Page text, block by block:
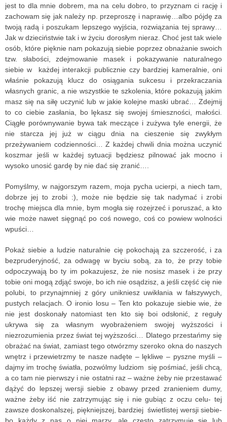
jest to dla mnie dobrem, ma na celu dobro, to przyznam ci rację i
zachowam się jak należy np. przeproszę i naprawię…albo pójdę za
twoją radą i poszukam lepszego wyjścia, rozwiązania tej sprawy…
Jak w dzieciństwie tak i w życiu dorosłym nieraz. Choć jest tak wiele
osób, które pięknie nam pokazują siebie poprzez obnażanie swoich
tzw. słabości, zdejmowanie masek i pokazywanie naturalnego
siebie w każdej interakcji publicznie czy bardziej kameralnie, oni
właśnie pokazują klucz do osiągania sukcesu i przekraczania
własnych granic, a nie wszystkie te szkolenia, które pokazują jakim
masz się na siłę uczynić lub w jakie kolejne maski ubrać… Zdejmij
to co ciebie zasłania, bo lękasz się swojej śmieszności, małości.
Ciągłe porównywanie bywa tak meczące i zużywa tyle energii, że
nie starcza jej już w ciągu dnia na cieszenie się zwykłym
przeżywaniem codzienności… Z każdej chwili dnia można uczynić
koszmar jeśli w każdej sytuacji będziesz pilnować jak mocno i
wysoko unosić gardę by nie dać się zranić….
Pomyślmy, w najgorszym razem, moja pycha ucierpi, a niech tam,
dobrze jej to zrobi :), może nie będzie się tak nadymać i zrobi
trochę miejsca dla mnie, bym mogła się rozejrzeć i poruszać, a kto
wie może nawet sięgnąć po coś nowego, coś co powiew wolności
wpuści…
Pokaż siebie a ludzie naturalnie cię pokochają za szczerość, i za
bezpruderyjność, za odwagę w byciu sobą, za to, że przy tobie
odpoczywają bo ty im pokazujesz, że nie nosisz masek i że przy
tobie oni mogą zdjąć swoje, bo ich nie osądzisz, a jeśli część cię nie
polubi, to przynajmniej z góry unikniesz uwikłania w fałszywych,
pustych relacjach. O ironio losu – Ten kto pokazuje siebie wie, że
nie jest doskonały natomiast ten kto się boi odsłonić, z reguły
ukrywa się za własnym wyobrażeniem swojej wyższości i
niezrozumienia przez świat tej wyższości… Dlatego przestańmy się
obrażać na świat, zamiast tego otwórzmy szeroko okna do naszych
wnętrz i przewietrzmy te nasze nadęte – lękliwe – pyszne myśli –
dajmy im trochę światła, pozwólmy ludziom się pośmiać, jeśli chcą,
a co tam nie pierwszy i nie ostatni raz – ważne żeby nie przestawać
dążyć do lepszej wersji siebie z obawy przed zranieniem dumy,
ważne żeby iść nie zatrzymując się i nie gubiąc z oczu celu- tej
zawsze doskonalszej, piękniejszej, bardziej świetlistej wersji siebie-